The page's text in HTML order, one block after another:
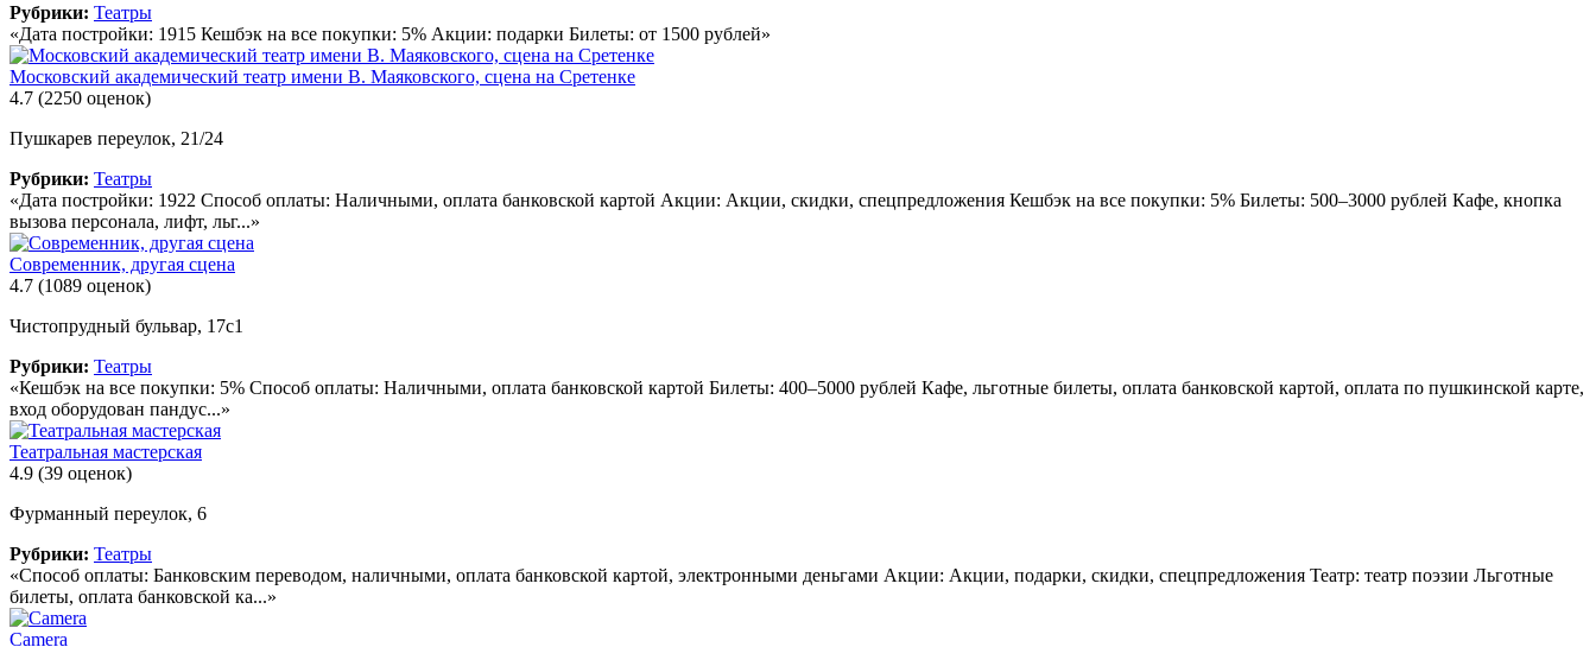
Рубрики: Театры
«Дата постройки: 1915 Кешбэк на все покупки: 5% Акции: подарки Билеты: от 1500 рублей»
Московский академический театр имени В. Маяковского, сцена на Сретенке
4.7 (2250 оценок)
Пушкарев переулок, 21/24
Рубрики: Театры
«Дата постройки: 1922 Способ оплаты: Наличными, оплата банковской картой Акции: Акции, скидки, спецпредложения Кешбэк на все покупки: 5% Билеты: 500–3000 рублей Кафе, кнопка
вызова персонала, лифт, льг...»
Современник, другая сцена
4.7 (1089 оценок)
Чистопрудный бульвар, 17с1
Рубрики: Театры
«Кешбэк на все покупки: 5% Способ оплаты: Наличными, оплата банковской картой Билеты: 400–5000 рублей Кафе, льготные билеты, оплата банковской картой, оплата по пушкинской карте,
вход оборудован пандус...»
Театральная мастерская
4.9 (39 оценок)
Фурманный переулок, 6
Рубрики: Театры
«Способ оплаты: Банковским переводом, наличными, оплата банковской картой, электронными деньгами Акции: Акции, подарки, скидки, спецпредложения Театр: театр поэзии Льготные
билеты, оплата банковской ка...»
Camera